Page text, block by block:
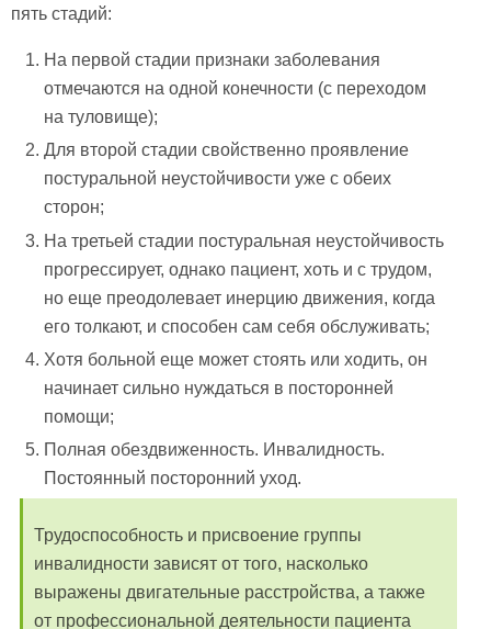
пять стадий:
На первой стадии признаки заболевания
отмечаются на одной конечности (с переходом
на туловище);
Для второй стадии свойственно проявление
постуральной неустойчивости уже с обеих
сторон;
На третьей стадии постуральная неустойчивость
прогрессирует, однако пациент, хоть и с трудом,
но еще преодолевает инерцию движения, когда
его толкают, и способен сам себя обслуживать;
Хотя больной еще может стоять или ходить, он
начинает сильно нуждаться в посторонней
помощи;
Полная обездвиженность. Инвалидность.
Постоянный посторонний уход.
Трудоспособность и присвоение группы
инвалидности зависят от того, насколько
выражены двигательные расстройства, а также
от профессиональной деятельности пациента